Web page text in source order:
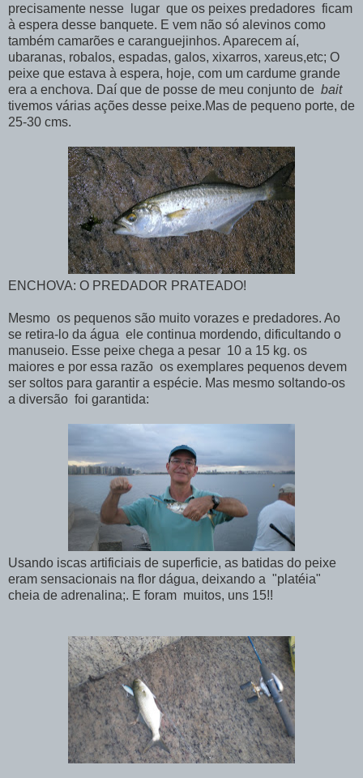
precisamente nesse lugar que os peixes predadores ficam
à espera desse banquete. E vem não só alevinos como
também camarões e caranguejinhos. Aparecem aí,
ubaranas, robalos, espadas, galos, xixarros, xareus,etc; O
peixe que estava à espera, hoje, com um cardume grande
era a enchova. Daí que de posse de meu conjunto de bait
tivemos várias ações desse peixe.Mas de pequeno porte, de
25-30 cms.
ENCHOVA: O PREDADOR PRATEADO!
Mesmo os pequenos são muito vorazes e predadores. Ao
se retira-lo da água ele continua mordendo, dificultando o
manuseio. Esse peixe chega a pesar 10 a 15 kg. os
maiores e por essa razão os exemplares pequenos devem
ser soltos para garantir a espécie. Mas mesmo soltando-os
a diversão foi garantida:
Usando iscas artificiais de superficie, as batidas do peixe
eram sensacionais na flor dágua, deixando a "platéia"
cheia de adrenalina;. E foram muitos, uns 15!!